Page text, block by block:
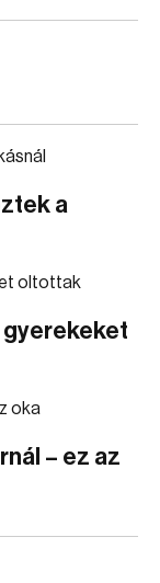
a
gyerekeket
– ez az